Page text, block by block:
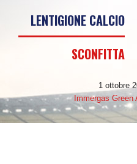
LENTIGIONE CALCIO
SCONFITTA
1 ottobre
Immergas Green